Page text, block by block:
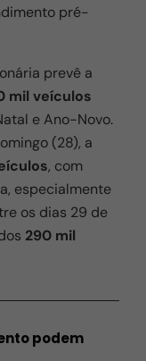
pré-
prevê a
mil veículos
e Ano-Novo.
(28), a
, com
especialmente
os dias 29 de
290 mil
podem